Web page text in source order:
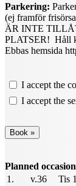
Parkering:
(ej framför
ÄR INTE
PLATSER! Håll
Ebbas hemsida
I accept the
I accept the
Planned
1.
v.36 Tis